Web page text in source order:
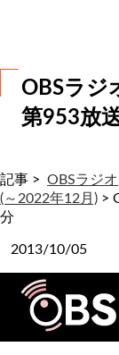
OBSラジ
第953放
記事 > OBSラジオ
(～2022年12月) >
分
2013/10/05